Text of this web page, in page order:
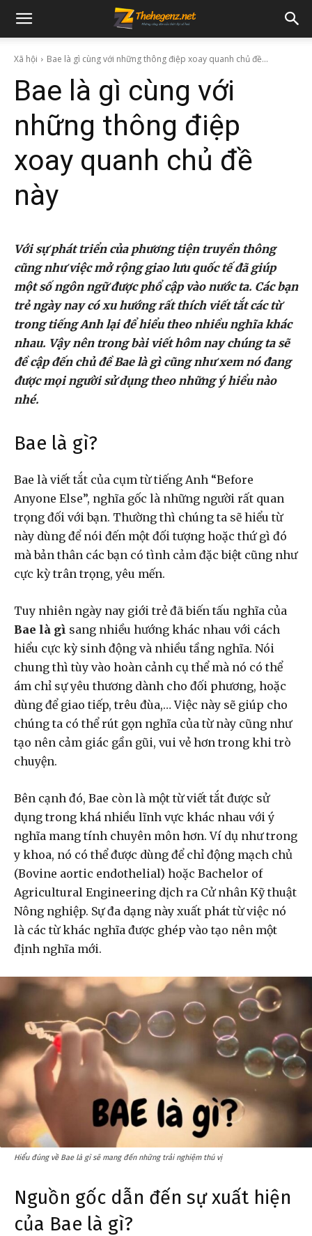
Xã hội Bae là gì cùng với những thông điệp xoay quanh chủ đề...
Bae là gì cùng với
những thông điệp
xoay quanh chủ đề
này
Với sự phát triển của phương tiện truyền thông
cũng như việc mở rộng giao lưu quốc tế đã giúp
một số ngôn ngữ được phổ cập vào nước ta. Các bạn
trẻ ngày nay có xu hướng rất thích viết tắt các từ
trong tiếng Anh lại để hiểu theo nhiều nghĩa khác
nhau. Vậy nên trong bài viết hôm nay chúng ta sẽ
đề cập đến chủ đề Bae là gì cũng như xem nó đang
được mọi người sử dụng theo những ý hiểu nào
nhé.
Bae là gì?
Bae là viết tắt của cụm từ tiếng Anh “Before
Anyone Else”, nghĩa gốc là những người rất quan
trọng đối với bạn. Thường thì chúng ta sẽ hiểu từ
này dùng để nói đến một đối tượng hoặc thứ gì đó
mà bản thân các bạn có tình cảm đặc biệt cũng như
cực kỳ trân trọng, yêu mến.
Tuy nhiên ngày nay giới trẻ đã biến tấu nghĩa của
Bae là gì sang nhiều hướng khác nhau với cách
hiểu cực kỳ sinh động và nhiều tầng nghĩa. Nói
chung thì tùy vào hoàn cảnh cụ thể mà nó có thể
ám chỉ sự yêu thương dành cho đối phương, hoặc
dùng để giao tiếp, trêu đùa,… Việc này sẽ giúp cho
chúng ta có thể rút gọn nghĩa của từ này cũng như
tạo nên cảm giác gần gũi, vui vẻ hơn trong khi trò
chuyện.
Bên cạnh đó, Bae còn là một từ viết tắt được sử
dụng trong khá nhiều lĩnh vực khác nhau với ý
nghĩa mang tính chuyên môn hơn. Ví dụ như trong
y khoa, nó có thể được dùng để chỉ động mạch chủ
(Bovine aortic endothelial) hoặc Bachelor of
Agricultural Engineering dịch ra Cử nhân Kỹ thuật
Nông nghiệp. Sự đa dạng này xuất phát từ việc nó
là các từ khác nghĩa được ghép vào tạo nên một
định nghĩa mới.
Hiểu đúng về Bae là gì sẽ mang đến những trải nghiệm thú vị
Nguồn gốc dẫn đến sự xuất hiện
của Bae là gì?